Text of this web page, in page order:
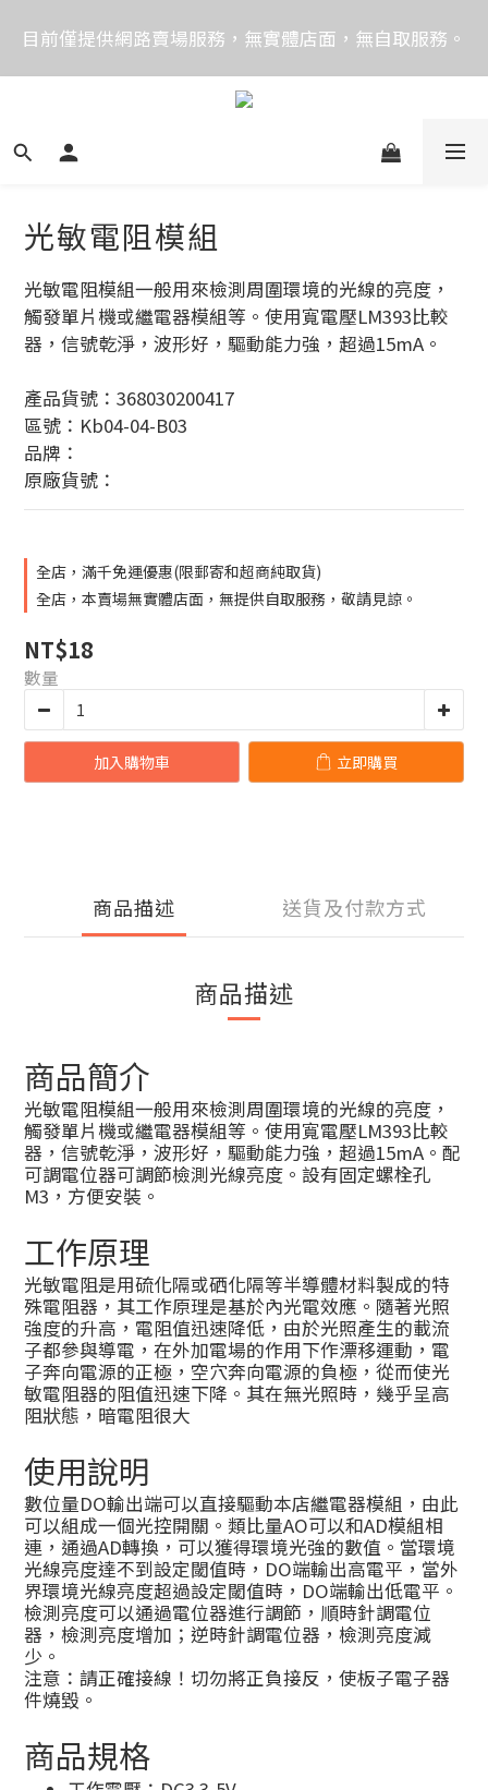
價格均含稅，下單享優惠！歡迎大量採購，由專人提供
專案報價。
目前僅提供網路賣場服務，無實體店面，無自取服務。
目前電話系統異常，暫時無法正常接聽來電，請改播
光敏電阻模組
光敏電阻模組一般用來檢測周圍環境的光線的亮度，
觸發單片機或繼電器模組等。使用寬電壓LM393比較
器，信號乾淨，波形好，驅動能力強，超過15mA。
產品貨號：368030200417
區號：Kb04-04-B03
品牌：
原廠貨號：
全店，滿千免運優惠(限郵寄和超商純取貨)
全店，本賣場無實體店面，無提供自取服務，敬請見諒。
NT$18
數量
加入購物車 立即購買
商品描述 送貨及付款方式
商品描述
商品簡介
光敏電阻模組一般用來檢測周圍環境的光線的亮度，
觸發單片機或繼電器模組等。使用寬電壓LM393比較
器，信號乾淨，波形好，驅動能力強，超過15mA。配
可調電位器可調節檢測光線亮度。設有固定螺栓孔
M3，方便安裝。
工作原理
光敏電阻是用硫化隔或硒化隔等半導體材料製成的特
殊電阻器，其工作原理是基於內光電效應。隨著光照
強度的升高，電阻值迅速降低，由於光照產生的載流
子都參與導電，在外加電場的作用下作漂移運動，電
子奔向電源的正極，空穴奔向電源的負極，從而使光
敏電阻器的阻值迅速下降。其在無光照時，幾乎呈高
阻狀態，暗電阻很大
使用說明
數位量DO輸出端可以直接驅動本店繼電器模組，由此
可以組成一個光控開關。類比量AO可以和AD模組相
連，通過AD轉換，可以獲得環境光強的數值。當環境
光線亮度達不到設定閾值時，DO端輸出高電平，當外
界環境光線亮度超過設定閾值時，DO端輸出低電平。
檢測亮度可以通過電位器進行調節，順時針調電位
器，檢測亮度增加；逆時針調電位器，檢測亮度減
少。
注意：請正確接線！切勿將正負接反，使板子電子器
件燒毀。
商品規格